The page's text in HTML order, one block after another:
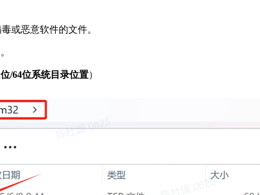
或恶意软件的文件。
位/64位系统目录位置）